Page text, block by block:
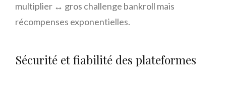
multiplier ↔️ gros challenge bankroll mais
récompenses exponentielles.
Sécurité et fiabilité des plateformes